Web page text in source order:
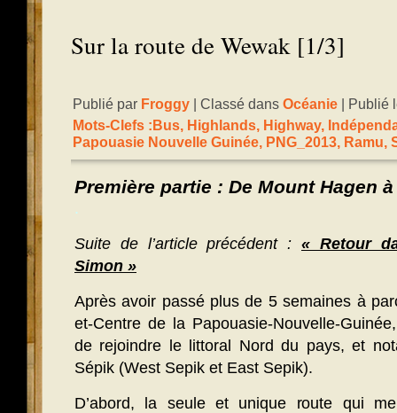
Sur la route de Wewak [1/3]
Publié par Froggy | Classé dans Océanie | Publié
Mots-Clefs :Bus, Highlands, Highway,
Papouasie Nouvelle Guinée, PNG_2013, Ramu,
Première partie : De Mount Hagen
.
Suite de l’article précédent : « Retour
Simon »
Après avoir passé plus de 5 semaines à
et-Centre de la Papouasie-Nouvelle-
de rejoindre le littoral Nord du pays, et
Sépik (West Sepik et East Sepik).
D’abord, la seule et unique route qui